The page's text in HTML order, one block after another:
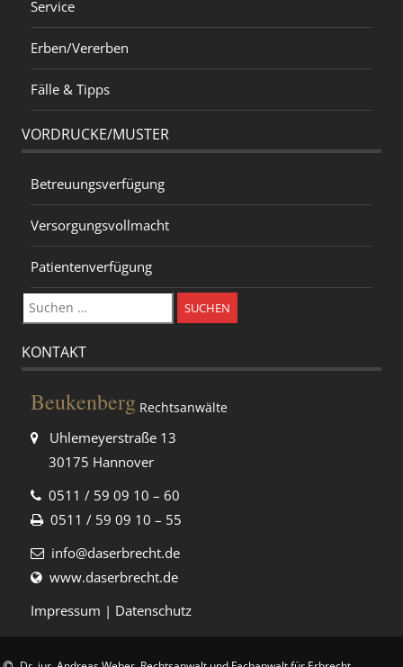
Service
Erben/Vererben
Fälle & Tipps
VORDRUCKE/MUSTER
Betreuungsverfügung
Versorgungsvollmacht
Patientenverfügung
Suchen
nach:
KONTAKT
Beukenberg Rechtsanwälte
Uhlemeyerstraße 13
30175 Hannover
0511 / 59 09 10 – 60
0511 / 59 09 10 – 55
info@daserbrecht.de
www.daserbrecht.de
Impressum | Datenschutz